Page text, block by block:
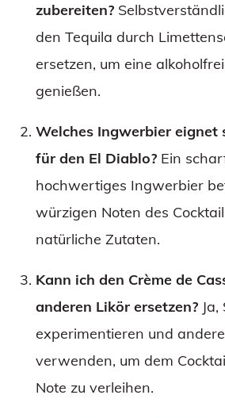
zubereiten?
den Tequila durch
ersetzen, um eine
genießen.
Welches Ingwerbier eignet
für den El Diablo? Ein
hochwertiges Ingwerbier
würzigen Noten des
natürliche Zutaten.
Kann ich den Crème de
anderen Likör ersetzen?
experimentieren und
verwenden, um dem
Note zu verleihen.